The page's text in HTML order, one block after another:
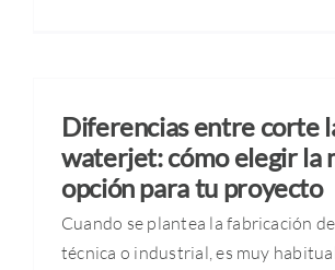
Diferencias entre corte
waterjet: cómo elegir la
opción para tu proyecto
Cuando se plantea la fabricación
técnica o industrial, es muy